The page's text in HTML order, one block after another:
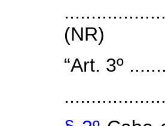
(NR)
“Art. 3º